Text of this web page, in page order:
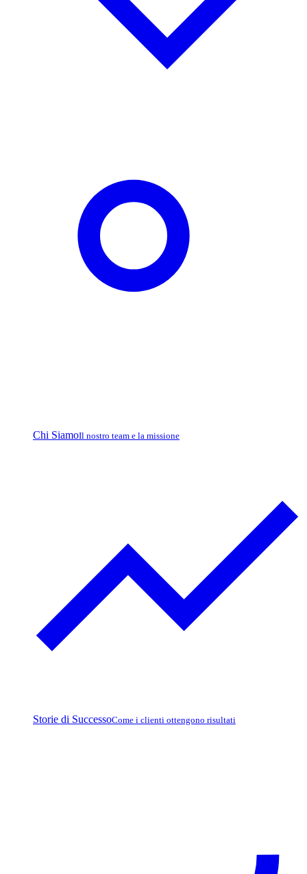
Chi SiamoIl nostro team e la missione
Storie di SuccessoCome i clienti ottengono risultati